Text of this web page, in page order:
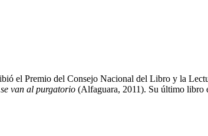
el Premio del Consejo Nacional del Libro y la
van al purgatorio (Alfaguara, 2011). Su último libro